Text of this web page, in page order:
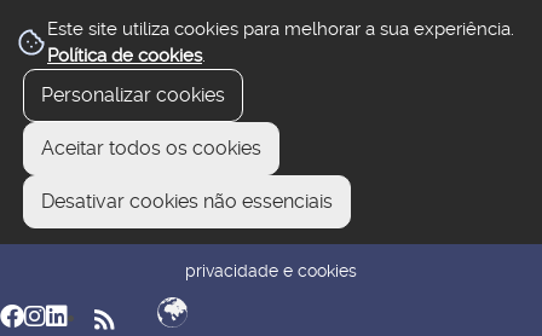
Este site utiliza cookies para melhorar a sua experiência.
Política de cookies.
Personalizar cookies
Aceitar todos os cookies
Desativar cookies não essenciais
privacidade e cookies